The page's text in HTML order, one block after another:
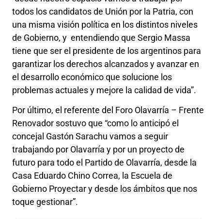
todos los candidatos de Unión por la Patria, con
una misma visión política en los distintos niveles
de Gobierno, y entendiendo que Sergio Massa
tiene que ser el presidente de los argentinos para
garantizar los derechos alcanzados y avanzar en
el desarrollo económico que solucione los
problemas actuales y mejore la calidad de vida”.
Por último, el referente del Foro Olavarría – Frente
Renovador sostuvo que “como lo anticipó el
concejal Gastón Sarachu vamos a seguir
trabajando por Olavarría y por un proyecto de
futuro para todo el Partido de Olavarría, desde la
Casa Eduardo Chino Correa, la Escuela de
Gobierno Proyectar y desde los ámbitos que nos
toque gestionar”.